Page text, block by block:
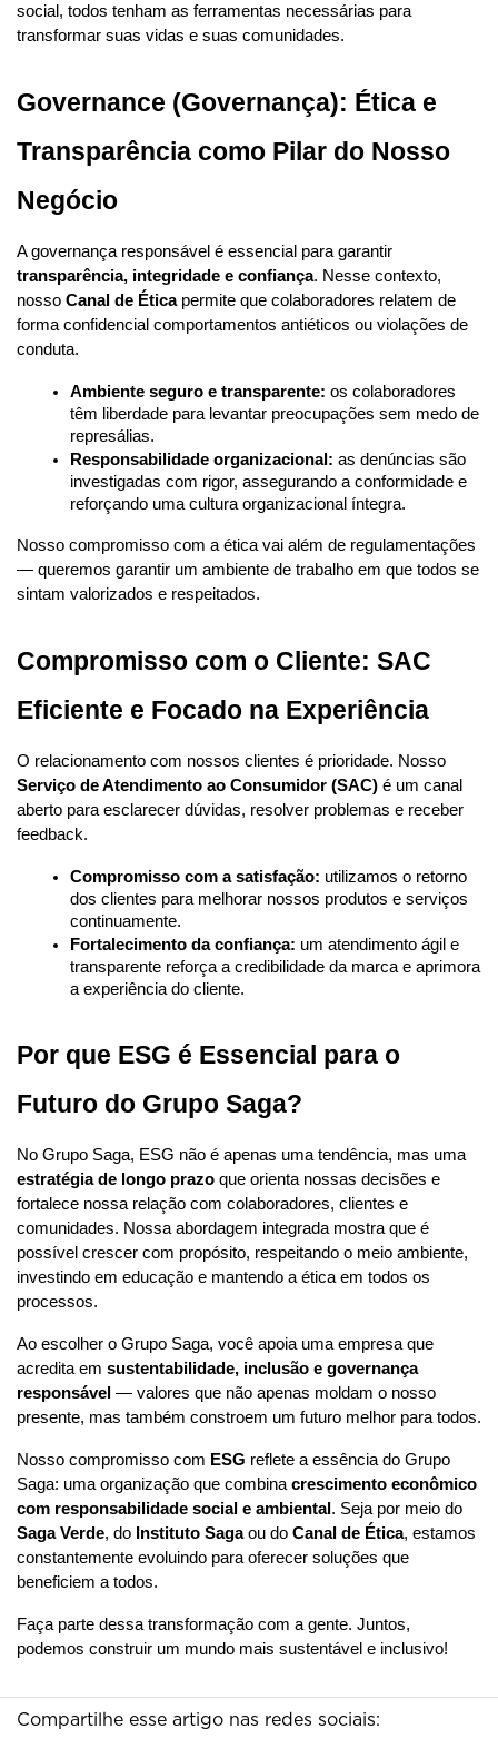
social, todos tenham as ferramentas necessárias para
transformar suas vidas e suas comunidades.
Governance (Governança): Ética e
Transparência como Pilar do Nosso
Negócio
transparência, integridade e confiança. Nesse contexto,
nosso Canal de Ética permite que colaboradores relatem de
forma confidencial comportamentos antiéticos ou violações de
conduta.
Ambiente seguro e transparente: os colaboradores
têm liberdade para levantar preocupações sem medo de
represálias.
Responsabilidade organizacional: as denúncias são
investigadas com rigor, assegurando a conformidade e
reforçando uma cultura organizacional íntegra.
Nosso compromisso com a ética vai além de regulamentações
— queremos garantir um ambiente de trabalho em que todos se
sintam valorizados e respeitados.
Compromisso com o Cliente: SAC
Eficiente e Focado na Experiência
Serviço de Atendimento ao Consumidor (SAC) é um canal
aberto para esclarecer dúvidas, resolver problemas e receber
feedback.
Compromisso com a satisfação: utilizamos o retorno
dos clientes para melhorar nossos produtos e serviços
continuamente.
Fortalecimento da confiança: um atendimento ágil e
transparente reforça a credibilidade da marca e aprimora
a experiência do cliente.
Por que ESG é Essencial para o
Futuro do Grupo Saga?
No Grupo Saga, ESG não é apenas uma tendência, mas uma
estratégia de longo prazo que orienta nossas decisões e
fortalece nossa relação com colaboradores, clientes e
comunidades. Nossa abordagem integrada mostra que é
possível crescer com propósito, respeitando o meio ambiente,
investindo em educação e mantendo a ética em todos os
processos.
Ao escolher o Grupo Saga, você apoia uma empresa que
acredita em sustentabilidade, inclusão e governança
responsável — valores que não apenas moldam o nosso
presente, mas também constroem um futuro melhor para todos.
Nosso compromisso com ESG reflete a essência do Grupo
Saga: uma organização que combina crescimento econômico
com responsabilidade social e ambiental
Saga Verde, do Instituto Saga ou do Canal de Ética, estamos
constantemente evoluindo para oferecer soluções que
beneficiem a todos.
Faça parte dessa transformação com a gente. Juntos,
podemos construir um mundo mais sustentável e inclusivo!
Compartilhe esse artigo nas redes sociais: